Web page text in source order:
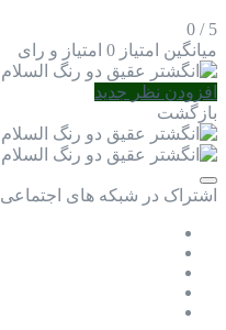
5
/
0
میانگین امتیاز 0 امتیاز و رای
افزودن نظر جدید
بازگشت
اشتراک در شبکه های اجتماعی